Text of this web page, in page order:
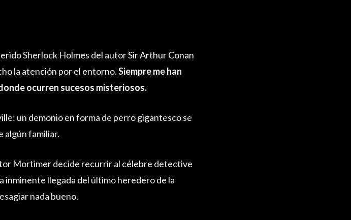
Sherlock Holmes del autorSir Arthur Conan
la atención por el entorno.Siempre me han
ocurren sucesos misteriosos.
un demonio en forma de perro gigantesco se
algún familiar.
Mortimer decide recurrir al célebre detective
inminente llegada del último heredero de la
nada bueno.